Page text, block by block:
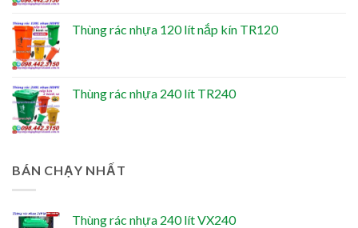
Thùng rác nhựa 120 lít nắp kín TR120
Thùng rác nhựa 240 lít TR240
BÁN CHẠY NHẤT
Thùng rác nhựa 240 lít VX240